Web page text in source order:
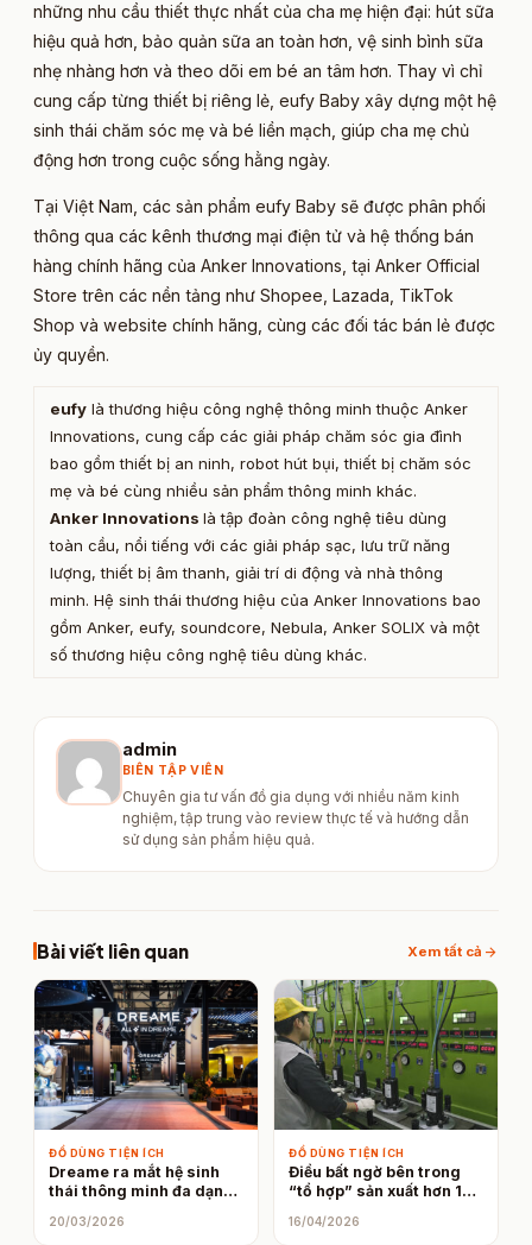
những nhu cầu thiết thực nhất của cha mẹ hiện đại: hút sữa
hiệu quả hơn, bảo quản sữa an toàn hơn, vệ sinh bình sữa
nhẹ nhàng hơn và theo dõi em bé an tâm hơn. Thay vì chỉ
cung cấp từng thiết bị riêng lẻ, eufy Baby xây dựng một hệ
sinh thái chăm sóc mẹ và bé liền mạch, giúp cha mẹ chủ
động hơn trong cuộc sống hằng ngày.
Tại Việt Nam, các sản phẩm eufy Baby sẽ được phân phối
thông qua các kênh thương mại điện tử và hệ thống bán
hàng chính hãng của Anker Innovations, tại Anker Official
Store trên các nền tảng như Shopee, Lazada, TikTok
Shop và website chính hãng, cùng các đối tác bán lẻ được
ủy quyền.
eufylà thương hiệu công nghệ thông minh thuộc Anker
Innovations, cung cấp các giải pháp chăm sóc gia đình
bao gồm thiết bị an ninh, robot hút bụi, thiết bị chăm sóc
mẹ và bé cùng nhiều sản phẩm thông minh khác.
Anker Innovations là tập đoàn công nghệ tiêu dùng
toàn cầu, nổi tiếng với các giải pháp sạc, lưu trữ năng
lượng, thiết bị âm thanh, giải trí di động và nhà thông
minh. Hệ sinh thái thương hiệu của Anker Innovations bao
gồm Anker, eufy, soundcore, Nebula, Anker SOLIX và một
số thương hiệu công nghệ tiêu dùng khác.
admin
BIÊN TẬP VIÊN
Chuyên gia tư vấn đồ gia dụng với nhiều năm kinh
nghiệm, tập trung vào review thực tế và hướng dẫn
sử dụng sản phẩm hiệu quả.
Bài viết liên quan Xem tất cả arrow_forward
ĐỒ DÙNG TIỆN ÍCH
Dreame ra mắt hệ sinh
thái thông minh đa dạng
2026: bao phủ từ phòng
20/03/2026
ĐỒ DÙNG TIỆN ÍCH
Điều bất ngờ bên trong
“tổ hợp” sản xuất hơn 1
16/04/2026